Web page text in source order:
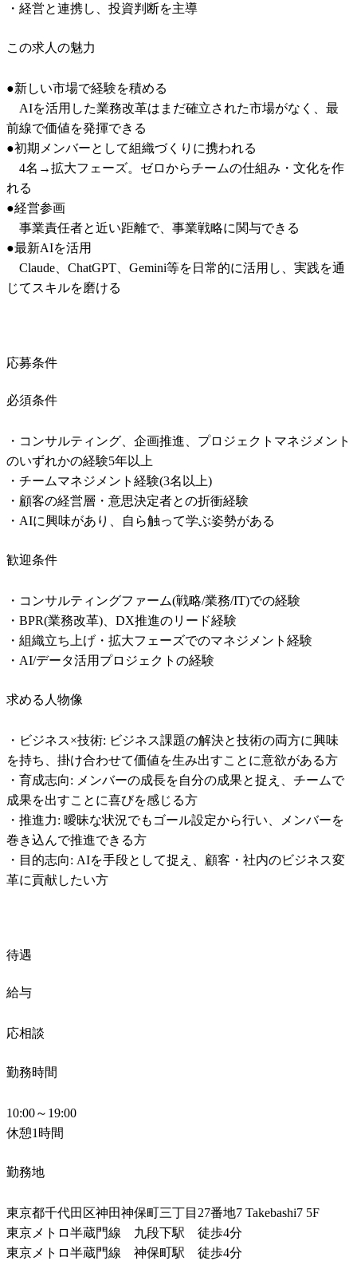
・経営と連携し、投資判断を主導
この求人の魅力
●新しい市場で経験を積める
AIを活用した業務改革はまだ確立された市場がなく、最
前線で価値を発揮できる
●初期メンバーとして組織づくりに携われる
4名→拡大フェーズ。ゼロからチームの仕組み・文化を作
れる
●経営参画
事業責任者と近い距離で、事業戦略に関与できる
●最新AIを活用
Claude、ChatGPT、Gemini等を日常的に活用し、実践を通
じてスキルを磨ける
応募条件
必須条件
・コンサルティング、企画推進、プロジェクトマネジメント
のいずれかの経験5年以上
・チームマネジメント経験(3名以上)
・顧客の経営層・意思決定者との折衝経験
・AIに興味があり、自ら触って学ぶ姿勢がある
歓迎条件
・コンサルティングファーム(戦略/業務/IT)での経験
・BPR(業務改革)、DX推進のリード経験
・組織立ち上げ・拡大フェーズでのマネジメント経験
・AI/データ活用プロジェクトの経験
求める人物像
・ビジネス×技術: ビジネス課題の解決と技術の両方に興味
を持ち、掛け合わせて価値を生み出すことに意欲がある方
・育成志向: メンバーの成長を自分の成果と捉え、チームで
成果を出すことに喜びを感じる方
・推進力: 曖昧な状況でもゴール設定から行い、メンバーを
巻き込んで推進できる方
・目的志向: AIを手段として捉え、顧客・社内のビジネス変
革に貢献したい方
待遇
給与
応相談
勤務時間
10:00～19:00
休憩1時間
勤務地
東京都千代田区神田神保町三丁目27番地7 Takebashi7 5F
東京メトロ半蔵門線　九段下駅　徒歩4分
東京メトロ半蔵門線　神保町駅　徒歩4分